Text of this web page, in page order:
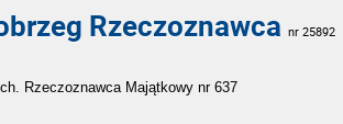
Rzeczoznawca nr 25892
Rzeczoznawca Majątkowy nr 637